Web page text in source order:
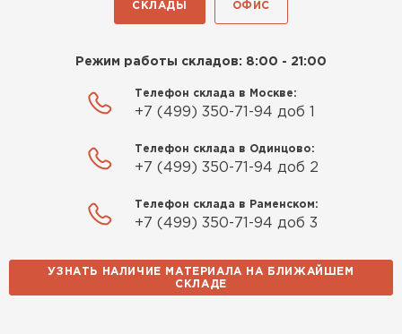
СКЛАДЫ ОФИС
Режим работы складов: 8:00 - 21:00
Телефон склада в Москве:
+7 (499) 350-71-94 доб 1
Телефон склада в Одинцово:
+7 (499) 350-71-94 доб 2
Телефон склада в Раменском:
+7 (499) 350-71-94 доб 3
УЗНАТЬ НАЛИЧИЕ МАТЕРИАЛА НА БЛИЖАЙШЕМ
СКЛАДЕ